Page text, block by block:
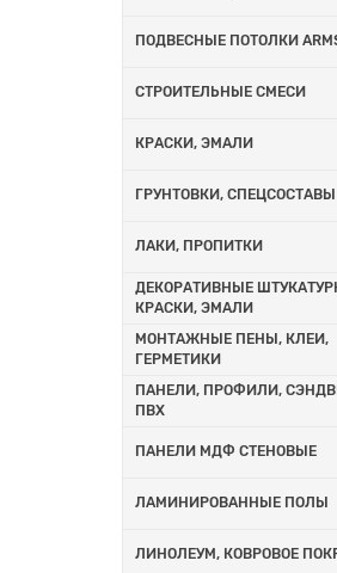
ПОДВЕСНЫЕ ПОТОЛКИ
СТРОИТЕЛЬНЫЕ СМЕСИ
КРАСКИ, ЭМАЛИ
ГРУНТОВКИ, СПЕЦСОСТАВЫ
ЛАКИ, ПРОПИТКИ
ДЕКОРАТИВНЫЕ
КРАСКИ, ЭМАЛИ
МОНТАЖНЫЕ ПЕНЫ, КЛЕИ,
ГЕРМЕТИКИ
ПАНЕЛИ, ПРОФИЛИ,
ПВХ
ПАНЕЛИ МДФ СТЕНОВЫЕ
ЛАМИНИРОВАННЫЕ ПОЛЫ
ЛИНОЛЕУМ, КОВРОВОЕ